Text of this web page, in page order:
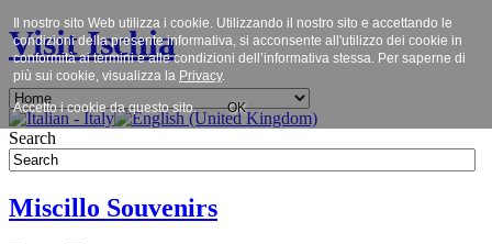
Visit Ischia
Search
Miscillo Souvenirs
Il nostro sito Web utilizza i cookie. Utilizzando il nostro sito e accettando le
condizioni della presente informativa, si acconsente all'utilizzo dei cookie in
conformità ai termini e alle condizioni dell’informativa stessa. Per saperne di
più sui cookie, visualizza la Privacy.
Accetto i cookie da questo sito. OK